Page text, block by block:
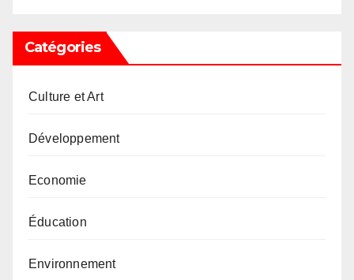
Catégories
Culture et Art
Développement
Economie
Éducation
Environnement